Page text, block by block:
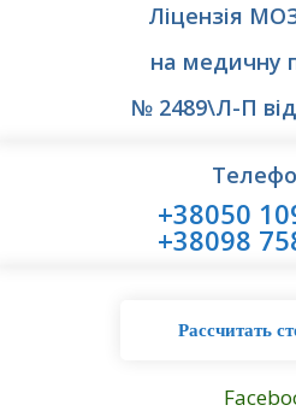
Ліцензія
на медичну
№ 2489\Л-П від
+38050
+38098
Рассчитать